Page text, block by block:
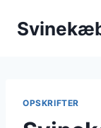
OPSKRIFTER